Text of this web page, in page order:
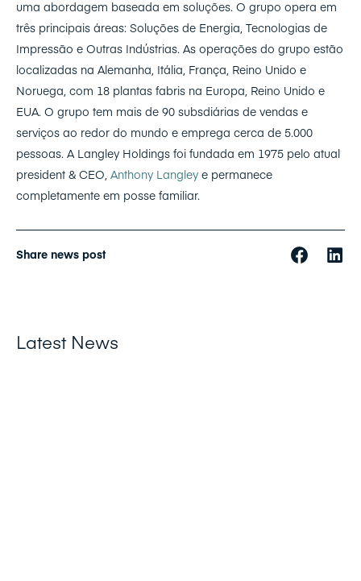
uma abordagem baseada em soluções. O grupo opera em
três principais áreas: Soluções de Energia, Tecnologias de
Impressão e Outras Indústrias. As operações do grupo estão
localizadas na Alemanha, Itália, França, Reino Unido e
Noruega, com 18 plantas fabris na Europa, Reino Unido e
EUA. O grupo tem mais de 90 subsdiárias de vendas e
serviços ao redor do mundo e emprega cerca de 5.000
pessoas. A Langley Holdings foi fundada em 1975 pelo atual
president & CEO, Anthony Langley e permanece
completamente em posse familiar.
Share news post
Latest News